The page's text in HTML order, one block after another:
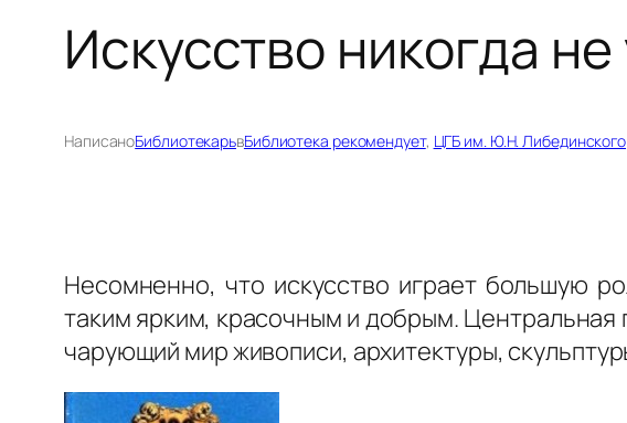
Искусство никогда
НаписаноБиблиотекарьвБиблиотека рекомендует, ЦГБ им. Ю.Н. Либединского
Несомненно, что искусство играет большую
таким ярким, красочным и добрым. Центральная
чарующий мир живописи, архитектуры,